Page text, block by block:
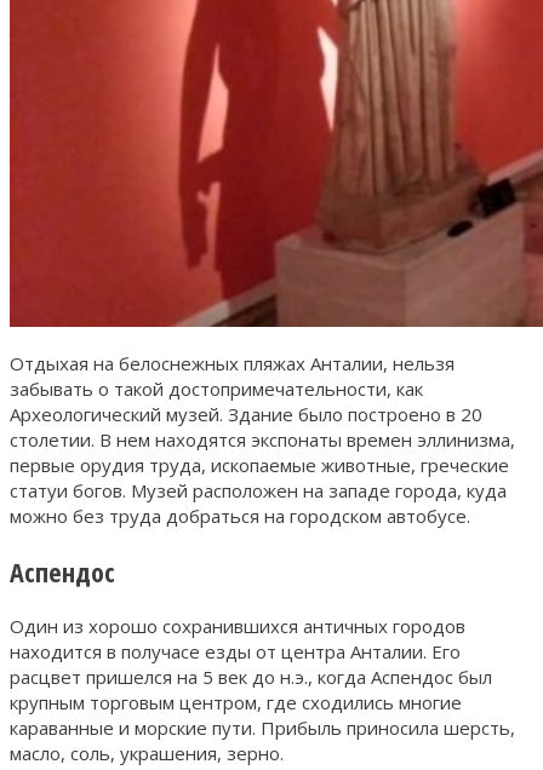
Отдыхая на белоснежных пляжах Анталии, нельзя
забывать о такой достопримечательности, как
Археологический музей. Здание было построено в 20
столетии. В нем находятся экспонаты времен эллинизма,
первые орудия труда, ископаемые животные, греческие
статуи богов. Музей расположен на западе города, куда
можно без труда добраться на городском автобусе.
Аспендос
Один из хорошо сохранившихся античных городов
находится в получасе езды от центра Анталии. Его
расцвет пришелся на 5 век до н.э., когда Аспендос был
крупным торговым центром, где сходились многие
караванные и морские пути. Прибыль приносила шерсть,
масло, соль, украшения, зерно.